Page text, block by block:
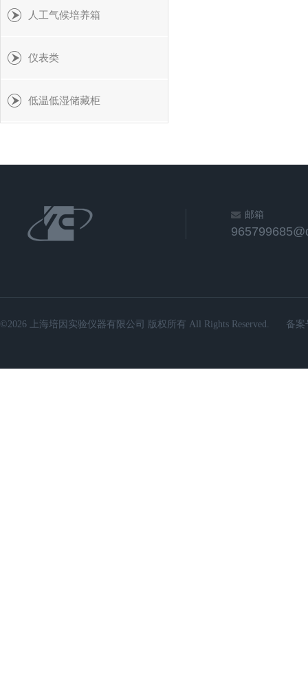
人工气候培养箱
仪表类
低温低湿储藏柜
邮箱
©2026 上海培因实验仪器有限公司 版权所有 All Rights Reserved. 备案